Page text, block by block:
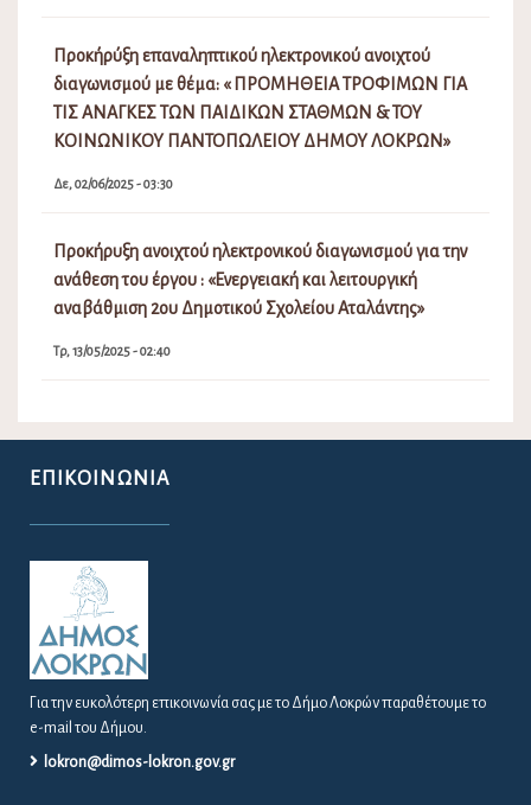
Προκήρύξη επαναληπτικού ηλεκτρονικού ανοιχτού
διαγωνισμού με θέμα: « ΠΡΟΜΗΘΕΙΑ ΤΡΟΦΙΜΩΝ ΓΙΑ
ΤΙΣ ΑΝΑΓΚΕΣ ΤΩΝ ΠΑΙΔΙΚΩΝ ΣΤΑΘΜΩΝ & ΤΟΥ
ΚΟΙΝΩΝΙΚΟΥ ΠΑΝΤΟΠΩΛΕΙΟΥ ΔΗΜΟΥ ΛΟΚΡΩΝ»
Δε, 02/06/2025 - 03:30
Προκήρυξη ανοιχτού ηλεκτρονικού διαγωνισμού για την
ανάθεση του έργου : «Ενεργειακή και λειτουργική
αναβάθμιση 2ου Δημοτικού Σχολείου Αταλάντης»
Τρ, 13/05/2025 - 02:40
ΕΠΙΚΟΙΝΩΝΊΑ
Για την ευκολότερη επικοινωνία σας με το Δήμο Λοκρών παραθέτουμε το
e-mail του Δήμου.
lokron@dimos-lokron.gov.gr